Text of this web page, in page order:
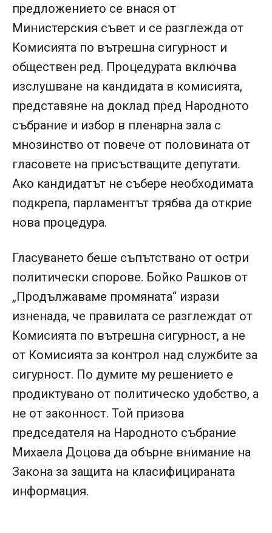
предложението се внася от
Министерския съвет и се разглежда от
Комисията по вътрешна сигурност и
обществен ред. Процедурата включва
изслушване на кандидата в комисията,
представяне на доклад пред Народното
събрание и избор в пленарна зала с
мнозинство от повече от половината от
гласовете на присъстващите депутати.
Ако кандидатът не събере необходимата
подкрепа, парламентът трябва да открие
нова процедура.
Гласуването беше съпътствано от остри
политически спорове. Бойко Рашков от
„Продължаваме промяната“ изрази
изненада, че правилата се разглеждат от
Комисията по вътрешна сигурност, а не
от Комисията за контрол над службите за
сигурност. По думите му решението е
продиктувано от политическо удобство, а
не от законност. Той призова
председателя на Народното събрание
Михаела Доцова да обърне внимание на
Закона за защита на класифицираната
информация.